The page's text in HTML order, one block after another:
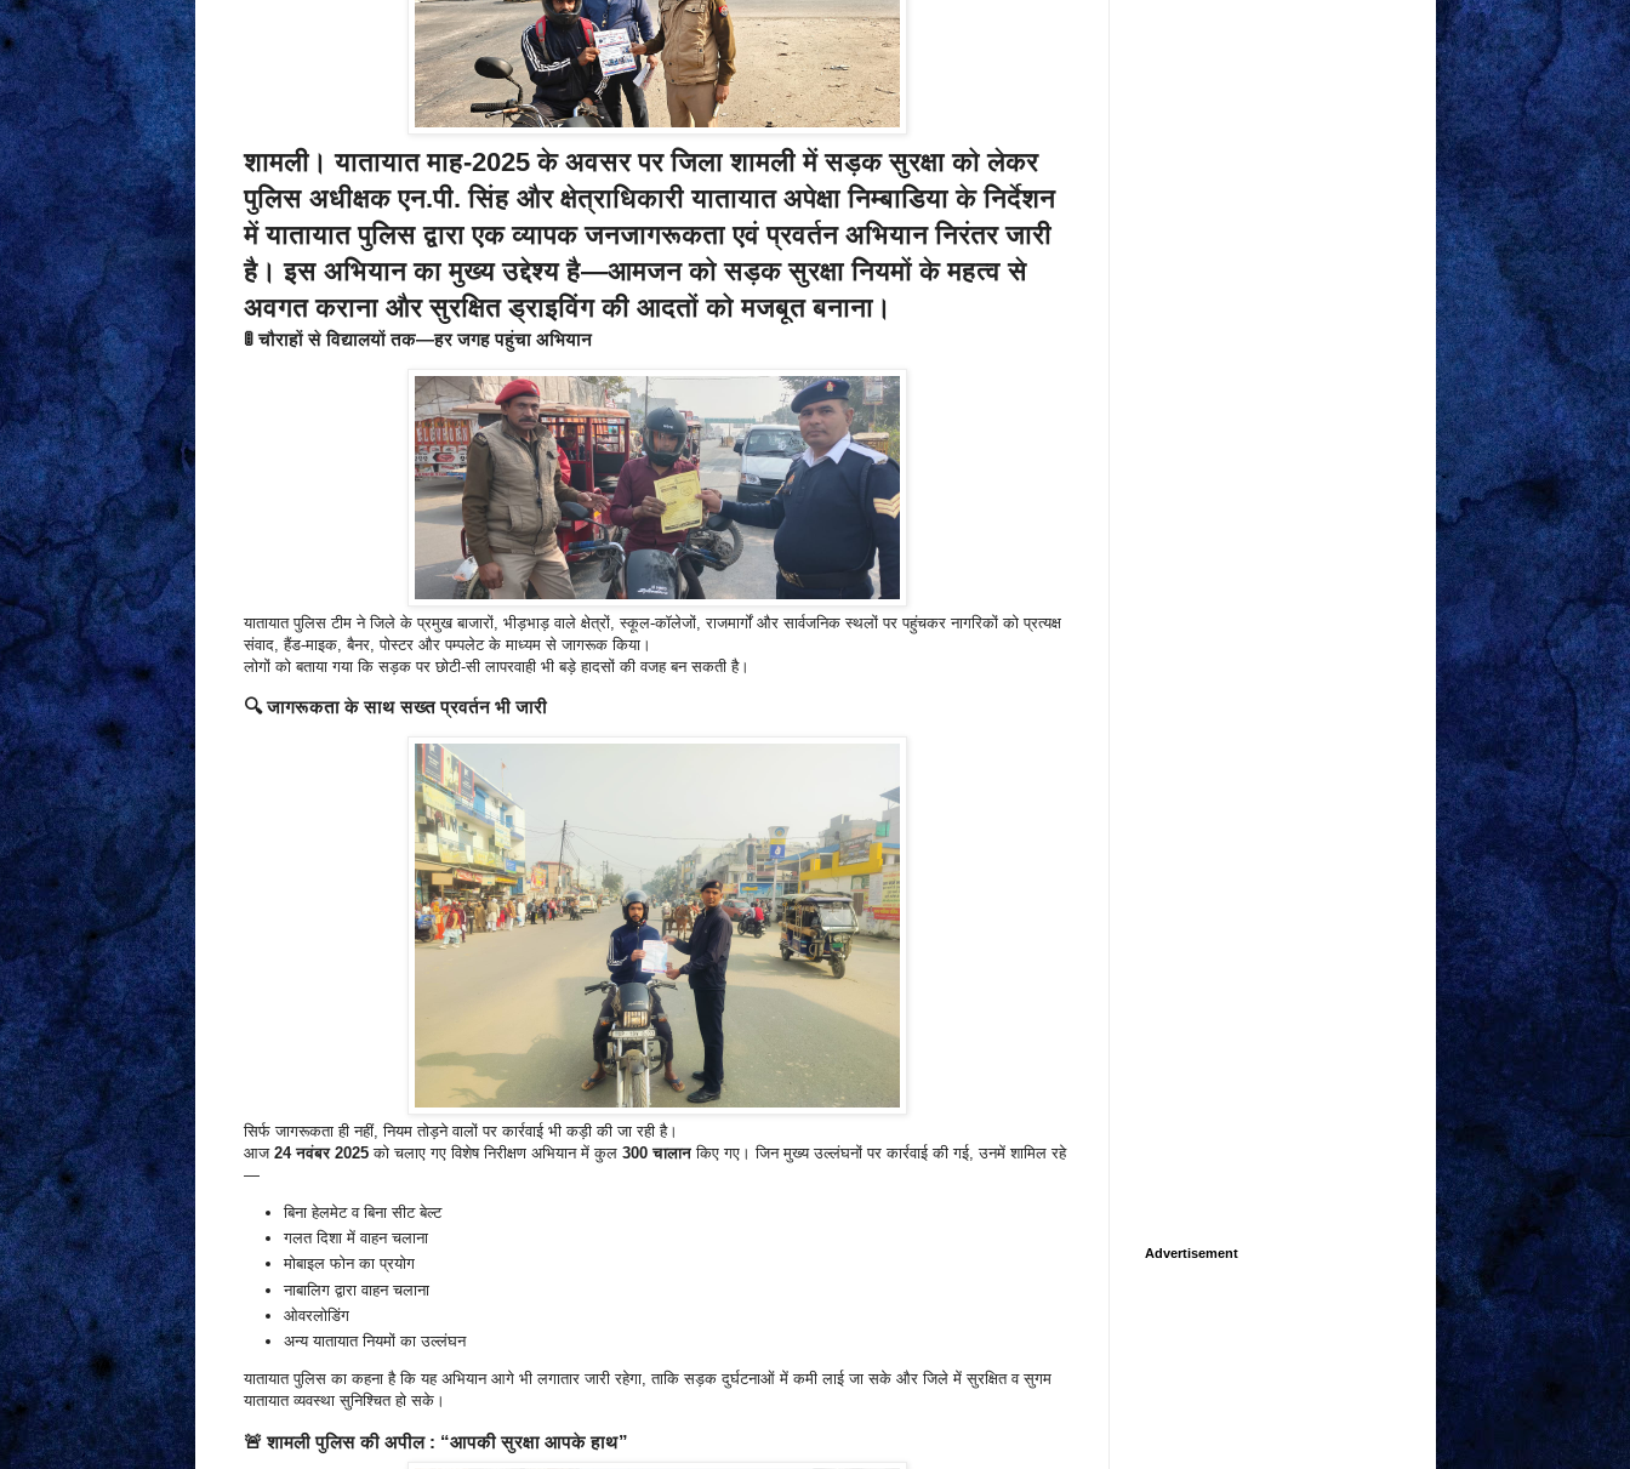
शामली।यातायात माह-2025 के अवसर पर जिला शामली में सड़क सुरक्षा को लेकर
पुलिस अधीक्षकएन.पी. सिंहऔर क्षेत्राधिकारी यातायात अपेक्षा निम्बाडियाके निर्देशन
में यातायात पुलिस द्वारा एक व्यापक जनजागरूकता एवं प्रवर्तन अभियान निरंतर जारी
है। इस अभियान का मुख्य उद्देश्य है—आमजन को सड़क सुरक्षा नियमों के महत्व से
अवगत कराना और सुरक्षित ड्राइविंग की आदतों को मजबूत बनाना।
🚦चौराहों से विद्यालयों तक—हर जगह पहुंचा अभियान
यातायात पुलिस टीम ने जिले के प्रमुख बाजारों, भीड़भाड़ वाले क्षेत्रों, स्कूल-कॉलेजों, राजमार्गों और सार्वजनिक स्थलों पर पहुंचकर नागरिकों को प्रत्यक्ष
संवाद, हैंड-माइक, बैनर, पोस्टर और पम्पलेट के माध्यम से जागरूक किया।
लोगों को बताया गया कि सड़क पर छोटी-सी लापरवाही भी बड़े हादसों की वजह बन सकती है।
🔍जागरूकता के साथ सख्त प्रवर्तन भी जारी
सिर्फ जागरूकता ही नहीं, नियम तोड़ने वालों पर कार्रवाई भी कड़ी की जा रही है।
आज 24 नवंबर 2025को चलाए गए विशेष निरीक्षण अभियान में कुल 300 चालानकिए गए। जिन मुख्य उल्लंघनों पर कार्रवाई की गई, उनमें शामिल रहे
—
बिना हेलमेट व बिना सीट बेल्ट
गलत दिशा में वाहन चलाना
मोबाइल फोन का प्रयोग
नाबालिग द्वारा वाहन चलाना
ओवरलोडिंग
अन्य यातायात नियमों का उल्लंघन
यातायात पुलिस का कहना है कि यह अभियान आगे भी लगातार जारी रहेगा, ताकि सड़क दुर्घटनाओं में कमी लाई जा सके और जिले में सुरक्षित व सुगम
यातायात व्यवस्था सुनिश्चित हो सके।
🚨शामली पुलिस की अपील : “आपकी सुरक्षा आपके हाथ”
Advertisement